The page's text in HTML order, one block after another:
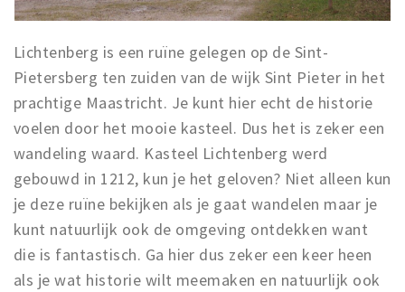
Lichtenberg is een ruïne gelegen op de Sint-
Pietersberg ten zuiden van de wijk Sint Pieter in het
prachtige Maastricht. Je kunt hier echt de historie
voelen door het mooie kasteel. Dus het is zeker een
wandeling waard. Kasteel Lichtenberg werd
gebouwd in 1212, kun je het geloven? Niet alleen kun
je deze ruïne bekijken als je gaat wandelen maar je
kunt natuurlijk ook de omgeving ontdekken want
die is fantastisch. Ga hier dus zeker een keer heen
als je wat historie wilt meemaken en natuurlijk ook